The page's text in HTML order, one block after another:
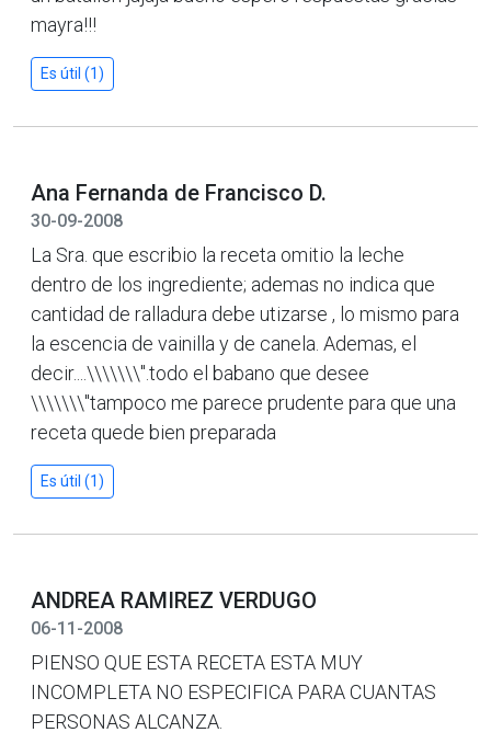
mayra!!!
Es útil (1)
Ana Fernanda de Francisco D.
30-09-2008
La Sra. que escribio la receta omitio la leche
dentro de los ingrediente; ademas no indica que
cantidad de ralladura debe utizarse , lo mismo para
la escencia de vainilla y de canela. Ademas, el
decir....\\\\\\\".todo el babano que desee
\\\\\\\"tampoco me parece prudente para que una
receta quede bien preparada
Es útil (1)
ANDREA RAMIREZ VERDUGO
06-11-2008
PIENSO QUE ESTA RECETA ESTA MUY
INCOMPLETA NO ESPECIFICA PARA CUANTAS
PERSONAS ALCANZA.